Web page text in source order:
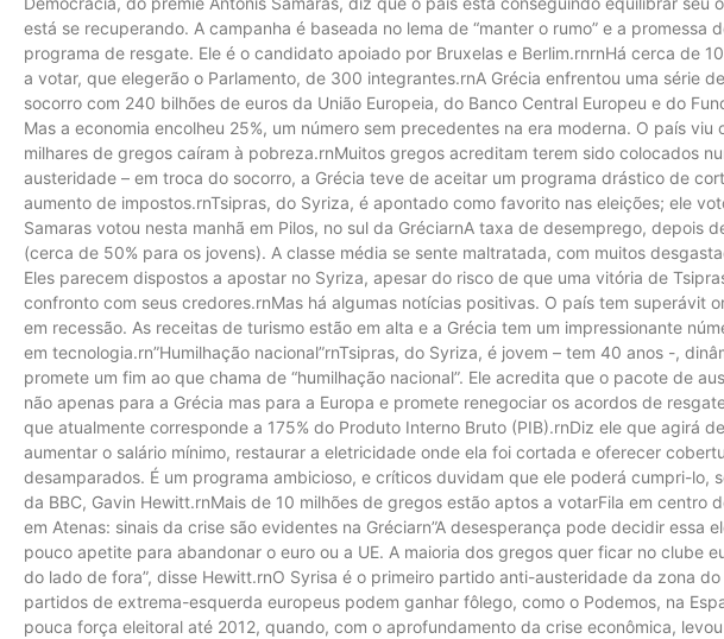
está se recuperando. A campanha é baseada no lema de “manter o rumo” e a promessa
programa de resgate. Ele é o candidato apoiado por Bruxelas e Berlim.rnrnHá cerca de
a votar, que elegerão o Parlamento, de 300 integrantes.rnA Grécia enfrentou uma série
socorro com 240 bilhões de euros da União Europeia, do Banco Central Europeu e do
Mas a economia encolheu 25%, um número sem precedentes na era moderna. O país
milhares de gregos caíram à pobreza.rnMuitos gregos acreditam terem sido colocados
austeridade – em troca do socorro, a Grécia teve de aceitar um programa drástico de
aumento de impostos.rnTsipras, do Syriza, é apontado como favorito nas eleições; ele
Samaras votou nesta manhã em Pilos, no sul da GréciarnA taxa de desemprego, depois
(cerca de 50% para os jovens). A classe média se sente maltratada, com muitos
Eles parecem dispostos a apostar no Syriza, apesar do risco de que uma vitória de
confronto com seus credores.rnMas há algumas notícias positivas. O país tem superávit
em recessão. As receitas de turismo estão em alta e a Grécia tem um impressionante
em tecnologia.rn”Humilhação nacional”rnTsipras, do Syriza, é jovem – tem 40 anos -,
promete um fim ao que chama de “humilhação nacional”. Ele acredita que o pacote de
não apenas para a Grécia mas para a Europa e promete renegociar os acordos de
que atualmente corresponde a 175% do Produto Interno Bruto (PIB).rnDiz ele que agirá
aumentar o salário mínimo, restaurar a eletricidade onde ela foi cortada e oferecer
desamparados. É um programa ambicioso, e críticos duvidam que ele poderá cumpri-lo,
da BBC, Gavin Hewitt.rnMais de 10 milhões de gregos estão aptos a votarFila em centro
em Atenas: sinais da crise são evidentes na Gréciarn”A desesperança pode decidir essa
pouco apetite para abandonar o euro ou a UE. A maioria dos gregos quer ficar no clube
do lado de fora”, disse Hewitt.rnO Syrisa é o primeiro partido anti-austeridade da zona
partidos de extrema-esquerda europeus podem ganhar fôlego, como o Podemos, na
pouca força eleitoral até 2012, quando, com o aprofundamento da crise econômica,